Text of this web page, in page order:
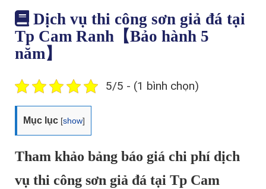
Dịch vụ thi công sơn giả đá tại
Tp Cam Ranh【Bảo hành 5
năm】
5/5 - (1 bình chọn)
Mục lục [show]
Tham khảo bảng báo giá chi phí dịch
vụ thi công sơn giả đá tại Tp Cam